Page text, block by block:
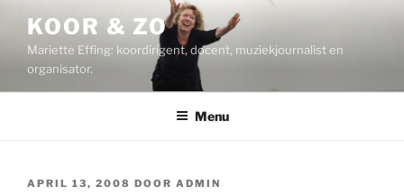
inhoud
KOOR & ZO
Mariette Effing: koordirigent, docent, muziekjournalist en
organisator.
Menu
GEPLAATST
APRIL 13, 2008 DOOR ADMIN